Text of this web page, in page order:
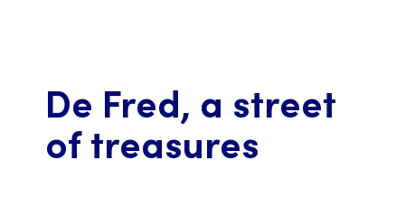
De Fred, a street
of treasures